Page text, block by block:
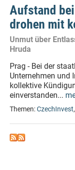
Aufstand
drohen mit
Unmut über
Hruda
Prag - Bei der
Unternehmen und
kollektive
einverstanden...
Themen:CzechInvest,